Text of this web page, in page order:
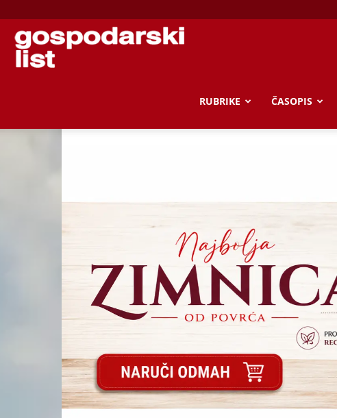
Gospodarski
RUBRIKE ČASOPIS